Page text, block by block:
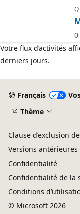
0
Votre flux d’activités
derniers jours.
Français
Thème
Clause d’exclusion
Versions antérieures
Confidentialité
Confidentialité de la
Conditions
© Microsoft 2026